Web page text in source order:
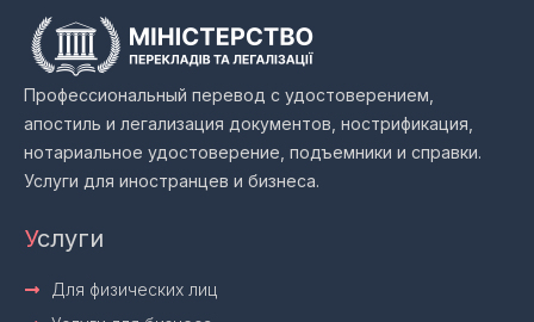
Профессиональный перевод с удостоверением,
апостиль и легализация документов, нострификация,
нотариальное удостоверение, подъемники и справки.
Услуги для иностранцев и бизнеса.
Услуги
Для физических лиц